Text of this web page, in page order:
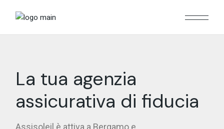
La tua agenzia
assicurativa di fiducia
Assisoleil è attiva a Bergamo e